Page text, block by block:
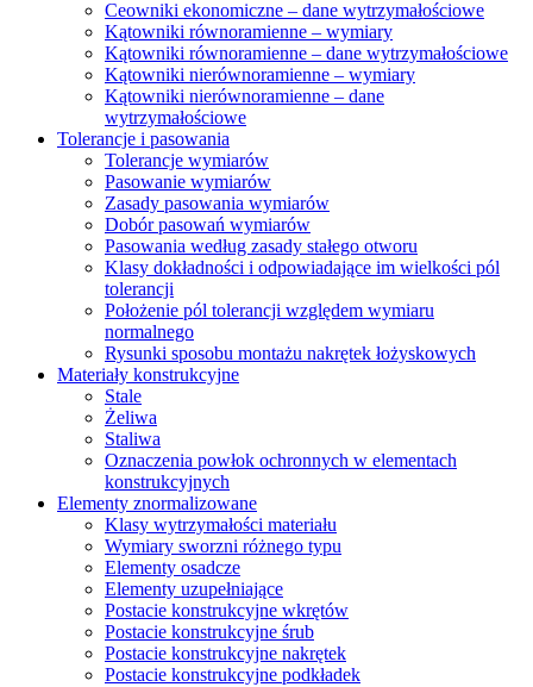
Ceowniki ekonomiczne – dane wytrzymałościowe
Kątowniki równoramienne – wymiary
Kątowniki równoramienne – dane wytrzymałościowe
Kątowniki nierównoramienne – wymiary
Kątowniki nierównoramienne – dane
wytrzymałościowe
Tolerancje i pasowania
Tolerancje wymiarów
Pasowanie wymiarów
Zasady pasowania wymiarów
Dobór pasowań wymiarów
Pasowania według zasady stałego otworu
Klasy dokładności i odpowiadające im wielkości pól
tolerancji
Położenie pól tolerancji względem wymiaru
normalnego
Rysunki sposobu montażu nakrętek łożyskowych
Materiały konstrukcyjne
Stale
Żeliwa
Staliwa
Oznaczenia powłok ochronnych w elementach
konstrukcyjnych
Elementy znormalizowane
Klasy wytrzymałości materiału
Wymiary sworzni różnego typu
Elementy osadcze
Elementy uzupełniające
Postacie konstrukcyjne wkrętów
Postacie konstrukcyjne śrub
Postacie konstrukcyjne nakrętek
Postacie konstrukcyjne podkładek